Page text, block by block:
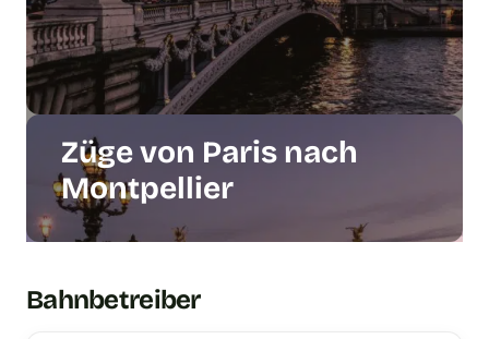
Züge von Paris nach
Montpellier
Bahnbetreiber